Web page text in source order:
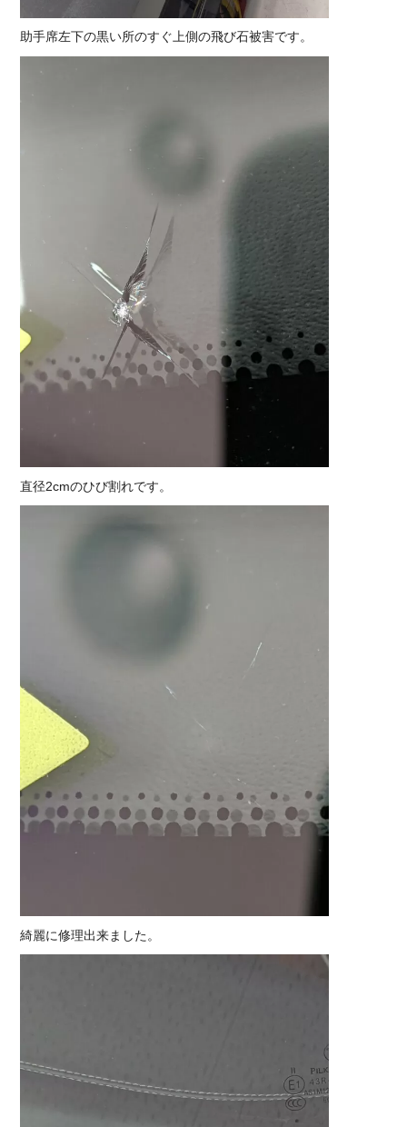
助手席左下の黒い所のすぐ上側の飛び石被害です。
直径2cmのひび割れです。
綺麗に修理出来ました。